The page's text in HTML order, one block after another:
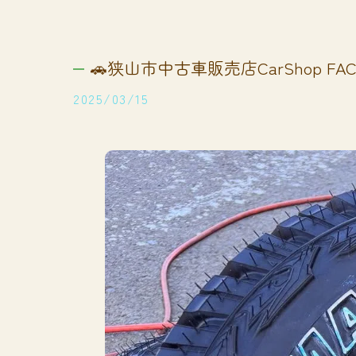
🚗狭山市中古車販売店CarShop
2025/03/15